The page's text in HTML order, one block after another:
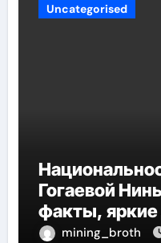
Uncategorised
Гогаевой
факты,
потрясающий
mining_broth